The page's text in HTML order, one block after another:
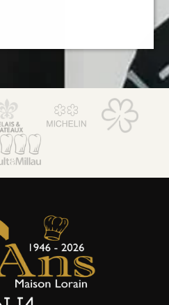
Biodiversité
& Spa *****